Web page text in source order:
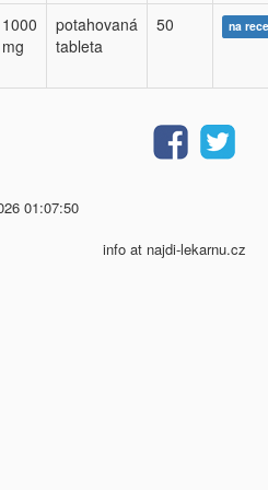
1000
mg
potahovaná
tableta
50 na
01:07:50
info at najdi-lekarnu.cz